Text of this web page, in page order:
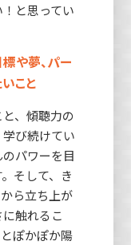
と思ってい
や夢、パー
こと
、傾聴力の
び続けてい
パワーを目
そして、き
ら立ち上が
触れるこ
ぽかぽか陽